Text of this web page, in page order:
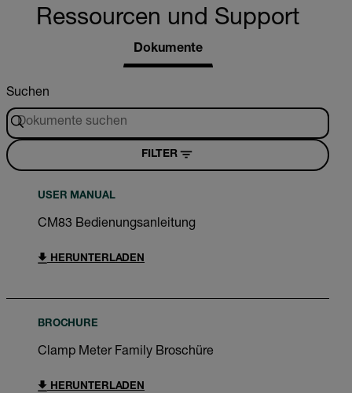
Ressourcen und Support
Dokumente
Suchen
FILTER
USER MANUAL
CM83 Bedienungsanleitung
HERUNTERLADEN
BROCHURE
Clamp Meter Family Broschüre
HERUNTERLADEN